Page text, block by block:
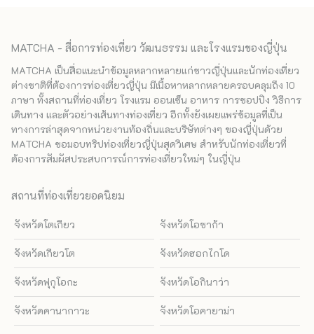
MATCHA - สื่อการท่องเที่ยว วัฒนธรรม และโรงแรมของญี่ปุ่น
MATCHA เป็นสื่อแนะนำข้อมูลหลากหลายแก่ชาวญี่ปุ่นและนักท่องเที่ยว
ต่างชาติที่ต้องการท่องเที่ยวญี่ปุ่น มีเนื้อหาหลากหลายครอบคลุมถึง 10
ภาษา ทั้งสถานที่ท่องเที่ยว โรงแรม ออนเซ็น อาหาร การชอปปิง วิธีการ
เดินทาง และตัวอย่างเส้นทางท่องเที่ยว อีกทั้งยังเผยแพร่ข้อมูลที่เป็น
ทางการล่าสุดจากหน่วยงานท้องถิ่นและบริษัทต่างๆ ของญี่ปุ่นด้วย
MATCHA ขอมอบทริปท่องเที่ยวญี่ปุ่นสุดวิเศษ สำหรับนักท่องเที่ยวที่
ต้องการสัมผัสประสบการณ์การท่องเที่ยวใหม่ๆ ในญี่ปุ่น
สถานที่ท่องเที่ยวยอดนิยม
จังหวัดโตเกียว จังหวัดโอซาก้า
จังหวัดเกียวโต จังหวัดฮอกไกโด
จังหวัดฟุกุโอกะ จังหวัดโอกินาว่า
จังหวัดคานากาวะ จังหวัดโอคายาม่า